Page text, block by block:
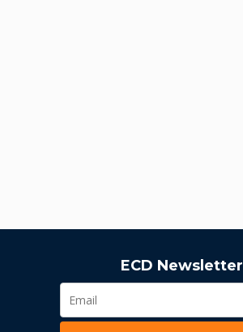
ECD Newsletter